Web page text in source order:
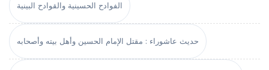
الفوادح الحسينية والقوادح البينية
حديث عاشوراء : مقتل الإمام الحسين وأهل بيته وأصحابه